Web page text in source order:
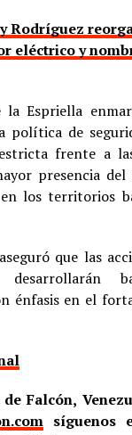
Rodríguez
eléctrico y
Espriella
política de
frente a
presencia
los territorios
que las
desarrollarán
énfasis en el
Falcón,
síguenos